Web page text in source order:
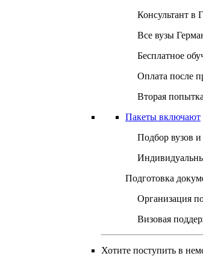
Консультант в
Все вузы
Бесплатное
Оплата после
Вторая
Пакеты включают
Подбор вузов
Подготовка
Организация
Визовая
Хотите поступить в